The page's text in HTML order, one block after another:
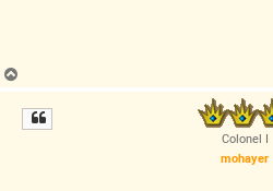
ب
ا
Colonel I
mohayer